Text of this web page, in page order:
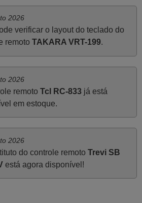
Gostaria de salientar que
a vossa informação acerca de
sem usar por marca mas
Ninguém em loja nenhuma me
Apenas diziam que
mas podiam não funcionar.
bem embalado mas não é de
obrigada!..
2026
verificar o layout do teclado do
remoto TAKARA VRT-199.
2026
remoto Tcl RC-833já está
em estoque.
2026
do controle remoto Trevi SB
está agora disponível!